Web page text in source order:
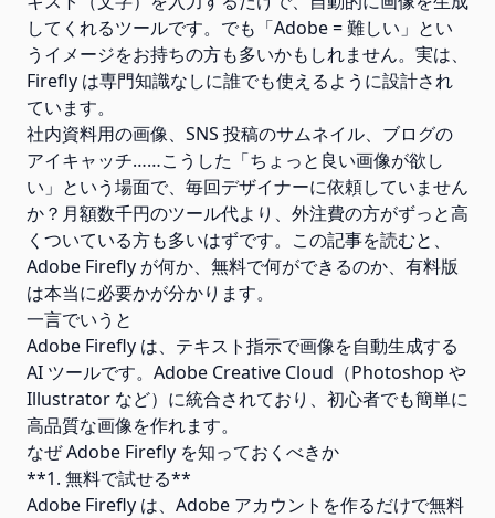
してくれるツールです。でも「Adobe = 難しい」とい
うイメージをお持ちの方も多いかもしれません。実は、
Firefly は専門知識なしに誰でも使えるように設計され
ています。
社内資料用の画像、SNS 投稿のサムネイル、ブログの
アイキャッチ……こうした「ちょっと良い画像が欲し
い」という場面で、毎回デザイナーに依頼していません
か？月額数千円のツール代より、外注費の方がずっと高
くついている方も多いはずです。この記事を読むと、
Adobe Firefly が何か、無料で何ができるのか、有料版
は本当に必要かが分かります。
一言でいうと
Adobe Firefly は、テキスト指示で画像を自動生成する
AI ツールです。Adobe Creative Cloud（Photoshop や
Illustrator など）に統合されており、初心者でも簡単に
高品質な画像を作れます。
なぜ Adobe Firefly を知っておくべきか
**1. 無料で試せる**
Adobe Firefly は、Adobe アカウントを作るだけで無料